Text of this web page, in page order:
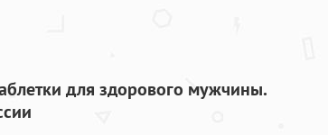
для здорового мужчины.